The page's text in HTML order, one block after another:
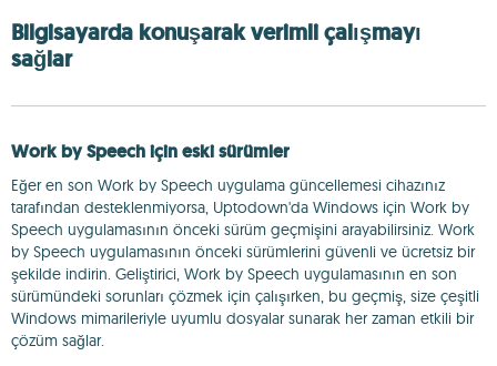
Bilgisayarda konuşarak verimli çalışmayı
sağlar
Work by Speech için eski sürümler
Eğer en son Work by Speech uygulama güncellemesi cihazınız
tarafından desteklenmiyorsa, Uptodown'da Windows için Work by
Speech uygulamasının önceki sürüm geçmişini arayabilirsiniz. Work
by Speech uygulamasının önceki sürümlerini güvenli ve ücretsiz bir
şekilde indirin. Geliştirici, Work by Speech uygulamasının en son
sürümündeki sorunları çözmek için çalışırken, bu geçmiş, size çeşitli
Windows mimarileriyle uyumlu dosyalar sunarak her zaman etkili bir
çözüm sağlar.